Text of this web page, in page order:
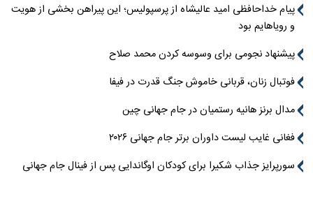
پیام خداحافظی امید عالیشاه از پرسپولیس؛ این پیراهن بخشی از هویت
و رویاهایم بود
پیشنهاد نجومی برای وسوسه کردن محمد صلاح
فوتبال زنان، قربانی خاموش جنگ قدرت در فیفا
مدال برنز هانیه رستمیان در جام جهانی چین
فغانی غایب لیست داوران برتر جام جهانی ۲۰۲۶
سورپرایز جذاب شکیرا برای کودکان اوگاندایی پس از فینال جام جهانی